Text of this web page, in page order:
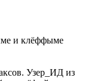
и клёффыме
Узер_ИД из